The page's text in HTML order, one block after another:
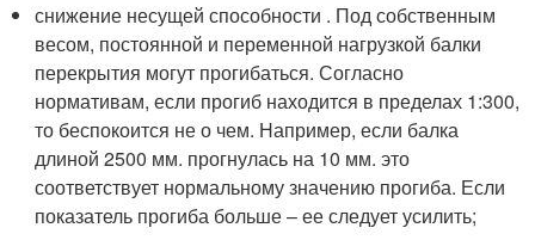
снижение несущей способности . Под собственным
весом, постоянной и переменной нагрузкой балки
перекрытия могут прогибаться. Согласно
нормативам, если прогиб находится в пределах 1:300,
то беспокоится не о чем. Например, если балка
длиной 2500 мм. прогнулась на 10 мм. это
соответствует нормальному значению прогиба. Если
показатель прогиба больше – ее следует усилить;